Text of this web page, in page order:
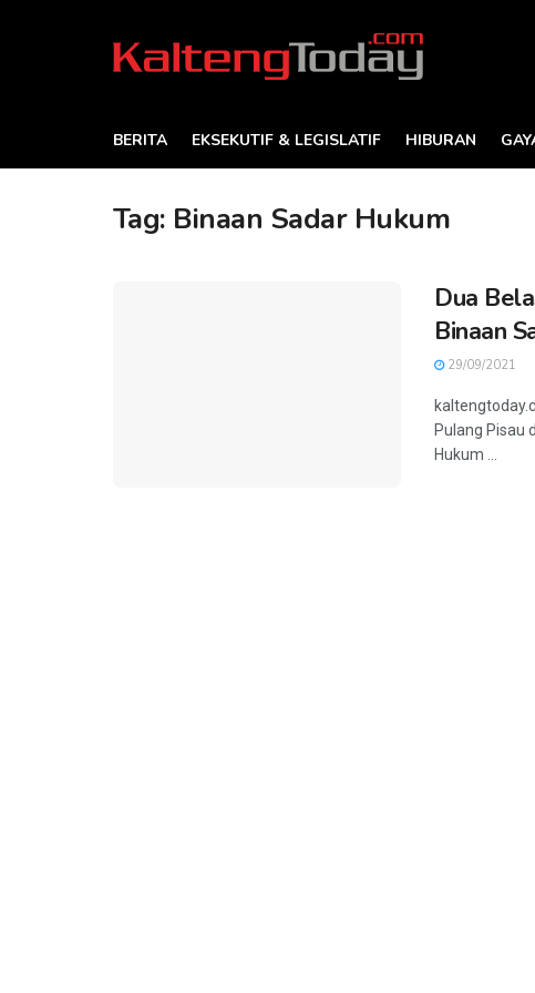
BERITA EKSEKUTIF & LEGISLATIF HIBURAN
Tag: Binaan Sadar Hukum
Dua
Binaan
29/09/2021
Pulang Pisau
Hukum ...